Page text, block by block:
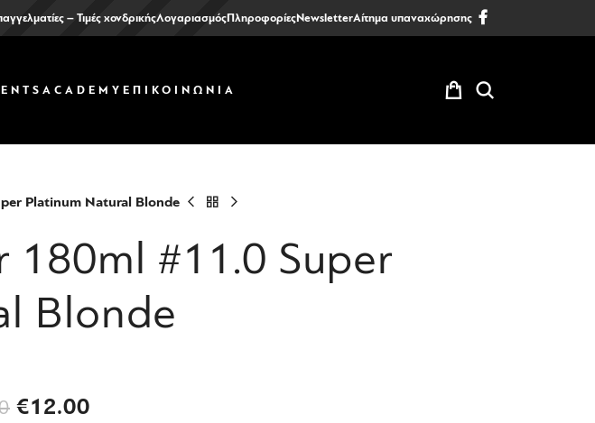
– Τιμές χονδρικήςΛογαριασμόςΠληροφορίεςNewsletterΑίτημα υπαναχώρησης
ACADEMY ΕΠΙΚΟΙΝΩΝΙΑ
Platinum Natural Blonde
180ml #11.0 Super
Blonde
€12.00